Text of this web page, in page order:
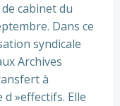
cabinet du
Dans ce
syndicale
Archives
à
»effectifs. Elle